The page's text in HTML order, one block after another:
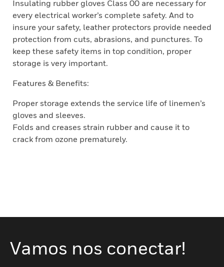
Insulating rubber gloves Class 00 are necessary for
every electrical worker’s complete safety. And to
insure your safety, leather protectors provide needed
protection from cuts, abrasions, and punctures. To
keep these safety items in top condition, proper
storage is very important.
Features & Benefits:
Proper storage extends the service life of linemen’s
gloves and sleeves.
Folds and creases strain rubber and cause it to
crack from ozone prematurely.
Vamos nos conectar!